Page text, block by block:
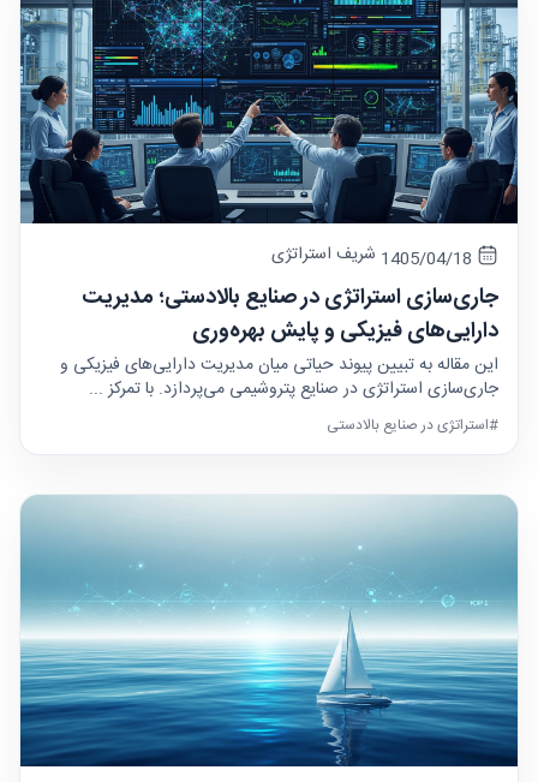
شریف استراتژی
جاری‌سازی استراتژی در صنایع بالادستی؛ مدیریت
دارایی‌های فیزیکی و پایش بهره‌وری
این مقاله به تبیین پیوند حیاتی میان مدیریت دارایی‌های فیزیکی و
جاری‌سازی استراتژی در صنایع پتروشیمی می‌پردازد. با تمرکز ...
#استراتژی در صنایع بالادستی